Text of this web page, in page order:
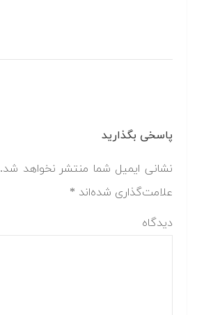
پاسخی بگذارید
نشانی ایمیل شما منتشر نخواهد شد.
علامت‌گذاری شده‌اند *
دیدگاه